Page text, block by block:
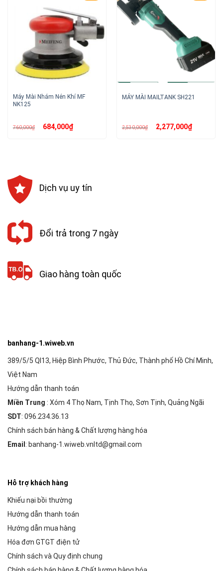
Máy Mài Nhám Nén Khí MF
NK125
760,000₫ Giá
gốc684,000₫Giá
MÁY MÀI MAILTANK SH221
2,530,000₫ Giá
gốc2,277,000₫Giá
Dịch vụ uy tín
Đổi trả trong 7 ngày
Giao hàng toàn quốc
banhang-1.wiweb.vn
389/5/5 Ql13, Hiệp Bình Phước, Thủ Đức, Thành phố Hồ Chí Minh,
Việt Nam
Hướng dẫn thanh toán
Miền Trung : Xóm 4 Thọ Nam, Tịnh Thọ, Sơn Tịnh, Quảng Ngãi
SDT: 096.234.36.13
Chính sách bán hàng & Chất lượng hàng hóa
Email : banhang-1.wiweb.vnltd@gmail.com
Hỗ trợ khách hàng
Khiếu nại bồi thường
Hướng dẫn thanh toán
Hướng dẫn mua hàng
Hóa đơn GTGT điện tử
Chính sách và Quy định chung